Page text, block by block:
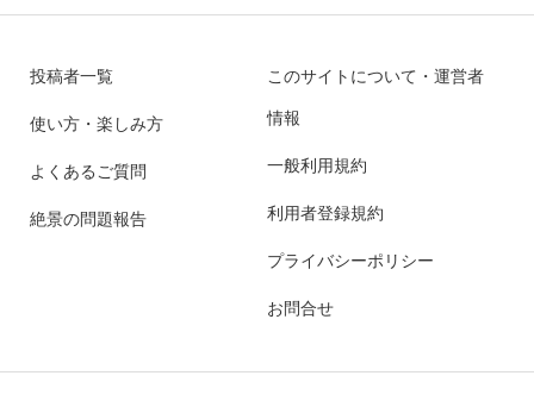
投稿者一覧
使い方・楽しみ方
よくあるご質問
絶景の問題報告
このサイトについて・運営者
情報
一般利用規約
利用者登録規約
プライバシーポリシー
お問合せ